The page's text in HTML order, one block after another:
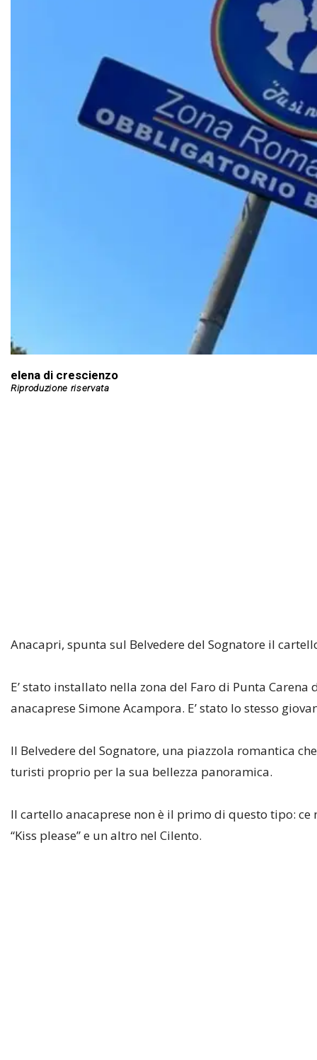
elena di crescienzo
Anacapri, spunta sul Belvedere del Sognatore il
E’ stato installato nella zona del Faro di Punta Carena
anacaprese Simone Acampora. E’ stato lo stesso
Il Belvedere del Sognatore, una piazzola romantica
turisti proprio per la sua bellezza panoramica.
Il cartello anacaprese non è il primo di questo tipo:
“Kiss please” e un altro nel Cilento.